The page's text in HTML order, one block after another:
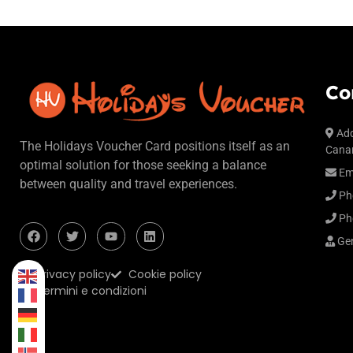
The Holidays Voucher Card positions itself as an
optimal solution for those seeking a balance
between quality and travel experiences.
Privacy policy
Cookie policy
Termini e condizioni